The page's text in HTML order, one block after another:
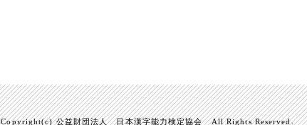
Copyright(c) 公益財団法人 日本漢字能力検定協会 All Rights Reserved.